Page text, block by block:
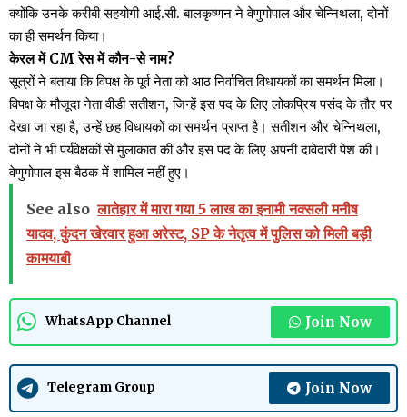
क्योंकि उनके करीबी सहयोगी आई.सी. बालकृष्णन ने वेणुगोपाल और चेन्निथला, दोनों
का ही समर्थन किया।
केरल में CM रेस में कौन-से नाम?
सूत्रों ने बताया कि विपक्ष के पूर्व नेता को आठ निर्वाचित विधायकों का समर्थन मिला।
विपक्ष के मौजूदा नेता वीडी सतीशन, जिन्हें इस पद के लिए लोकप्रिय पसंद के तौर पर
देखा जा रहा है, उन्हें छह विधायकों का समर्थन प्राप्त है। सतीशन और चेन्निथला,
दोनों ने भी पर्यवेक्षकों से मुलाकात की और इस पद के लिए अपनी दावेदारी पेश की।
वेणुगोपाल इस बैठक में शामिल नहीं हुए।
See also लातेहार में मारा गया 5 लाख का इनामी नक्सली मनीष
यादव, कुंदन खेरवार हुआ अरेस्ट, SP के नेतृत्व में पुलिस को मिली बड़ी
कामयाबी
WhatsApp Channel Join Now
Telegram Group Join Now